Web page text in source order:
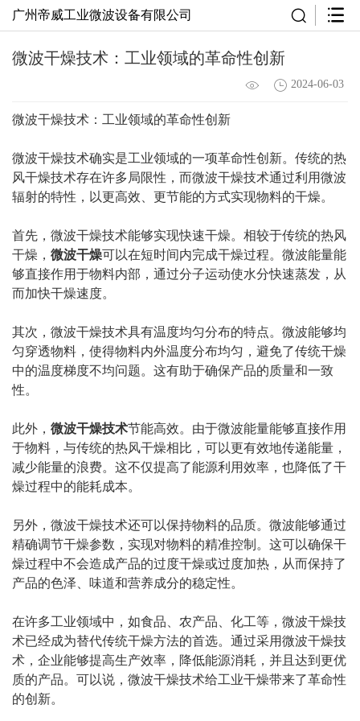
广州帝威工业微波设备有限公司
微波干燥技术：工业领域的革命性创新
2024-06-03
微波干燥技术：工业领域的革命性创新
微波干燥技术确实是工业领域的一项革命性创新。传统的热
风干燥技术存在许多局限性，而微波干燥技术通过利用微波
辐射的特性，以更高效、更节能的方式实现物料的干燥。
首先，微波干燥技术能够实现快速干燥。相较于传统的热风
干燥， 微波干燥可以在短时间内完成干燥过程。微波能量能
够直接作用于物料内部，通过分子运动使水分快速蒸发，从
而加快干燥速度。
其次，微波干燥技术具有温度均匀分布的特点。微波能够均
匀穿透物料，使得物料内外温度分布均匀，避免了传统干燥
中的温度梯度不均问题。这有助于确保产品的质量和一致
性。
此外， 微波干燥技术节能高效。由于微波能量能够直接作用
于物料，与传统的热风干燥相比，可以更有效地传递能量，
减少能量的浪费。这不仅提高了能源利用效率，也降低了干
燥过程中的能耗成本。
另外，微波干燥技术还可以保持物料的品质。微波能够通过
精确调节干燥参数，实现对物料的精准控制。这可以确保干
燥过程中不会造成产品的过度干燥或过度加热，从而保持了
产品的色泽、味道和营养成分的稳定性。
在许多工业领域中，如食品、农产品、化工等， 微波干燥技
术已经成为替代传统干燥方法的首选。通过采用微波干燥技
术，企业能够提高生产效率，降低能源消耗，并且达到更优
质的产品。可以说，微波干燥技术给工业干燥带来了革命性
的创新。